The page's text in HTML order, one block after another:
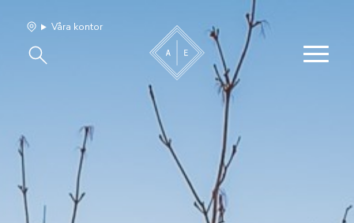
Våra hem
Sälj med oss
Bevakning
Våra kontor